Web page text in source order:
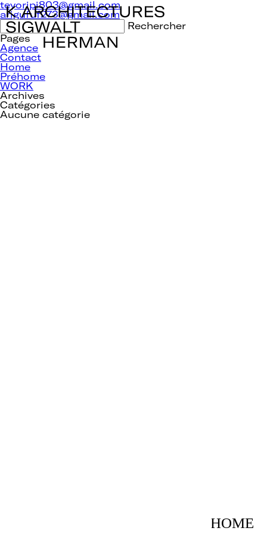
Navigation
de
l’article
teyoripi803@gmail.com
arigufuf273@gmail.com
Rechercher :
Pages
Agence
Contact
Home
Préhome
WORK
Archives
Catégories
Aucune catégorie